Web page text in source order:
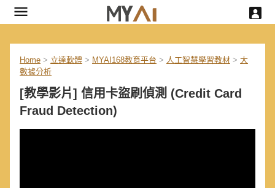
Home > 立達軟體 > MYAI168教育平台 > 人工智慧學習教材 > 大
數據分析
[教學影片] 信用卡盜刷偵測 (Credit Card
Fraud Detection)